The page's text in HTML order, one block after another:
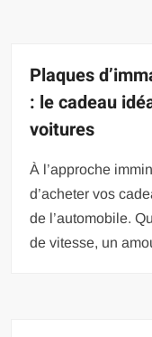
Plaques
: le cadeau
voitures
À l’approche
d’acheter vos
de l’automobile.
de vitesse, un